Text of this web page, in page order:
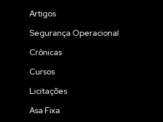
Artigos
Segurança Operacional
Crônicas
Cursos
Licitações
Asa Fixa